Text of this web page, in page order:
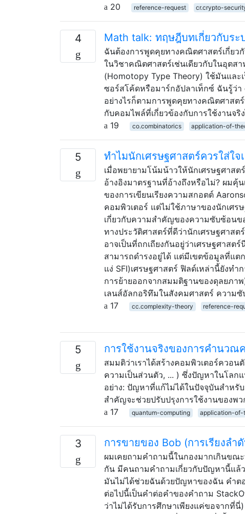
20
reference-request cr.crypto-
4 Math talk: ทฤษฎีบทเกี่ยวกับร
ฉันต้องการพูดคุยทางคณิตศาสตร์เกี่ย
ในวิชาคณิตศาสตร์เช่นเดียวกับในอุตส
(Homotopy Type Theory) ใช้มันและ
ซอร์สโค้ดหรือมาร์กอัปลาเท็กซ์ ฉันรู้ว่
อย่างไรก็ตามการพูดคุยทางคณิตศาส
กับคอมไพล์ที่เกี่ยวข้องกับการใช้งานจริ
19
co.combinatorics application-of-
5 ทำไมนักเศรษฐศาสตร์ควรใส่ใ
เมื่อพยายามโน้มน้าวให้นักเศรษฐศาส
อ้างอิงมาตรฐานที่อ้างถึงหรือไม่? ผมคุ้
ของการเขียนเรียงความสกอตต์
คอมพิวเตอร์ แต่ไม่ใช้ภาษาของนักเศร
เกี่ยวกับความสำคัญของความซับซ้อนข
ทางประวัติศาสตร์ที่ดีว่านักเศรษฐศาส
อาจเป็นที่ถกเถียงกันอยู่ว่าเศรษฐศาสต
สามารถดำรงอยู่ได้ แต่มีเขตข้อมูลที่แ
แง่ SFI)เศรษฐศาสตร์ ฟิลด์เหล่านี้ยัง
การย้ายออกจากสมมติฐานของดุลยภา
เลนส์อัลกอริทึมในสังคมศาสตร์ ความ
17
cc.complexity-theory reference-
5 การใช้งานจริงของการคำนวณ
สมมติว่าเราได้สร้างคอมพิวเตอร์ควอ
ความเป็นส่วนตัว, ... ) ซึ่งปัญหาในโลก
อย่าง: ปัญหาที่แก้ไม่ได้ในปัจจุบันสำหรั
สำคัญจะช่วยปรับปรุงการใช้งานของพว
17
quantum-computing application-of-
3 การขายของ Bob (การเรียงล
ผมเคยถามคำถามนี้ในกองมากเกินข
กัน มีคนถามคำถามเกี่ยวกับปัญหานี้แล้
มันไม่ได้ช่วยฉันด้วยปัญหาของฉัน คำต
ต่อไปนี้เป็นคำต่อคำของคำถาม
ว่าไม่ได้รับการศึกษาเพียงแค่ขอจากที่